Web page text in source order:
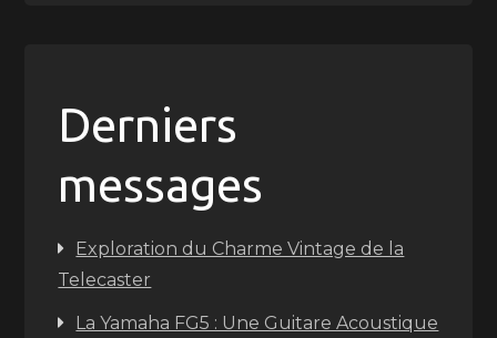
Derniers
messages
Exploration du Charme Vintage de la
Telecaster
La Yamaha FG5 : Une Guitare Acoustique